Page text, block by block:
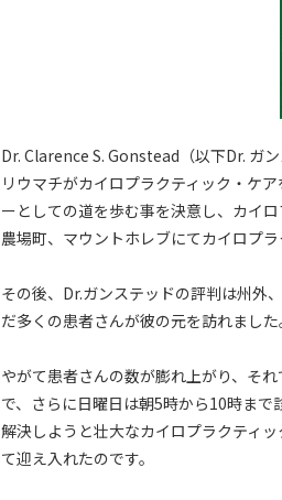
Dr. Clarence S. Gonstead（以下Dr. ガ
リウマチがカイロプラクティック・ケ
ーとしての道を歩む事を決意し、カイ
農場町、マウントホレブにてカイロプ
その後、Dr.ガンステッドの評判は州外
だ多くの患者さんが彼の元を訪れまし
やがて患者さんの数が膨れ上がり、そ
で、さらに日曜日は朝5時から10時ま
解決しようと壮大なカイロプラクティ
て迎え入れたのです。